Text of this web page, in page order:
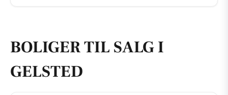
BOLIGER TIL SALG I
GELSTED